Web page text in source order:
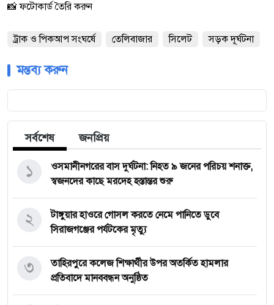
📸 ফটোকার্ড তৈরি করুন
ট্রাক ও পিকআপ সংঘর্ষে তেলিবাজার সিলেট সড়ক দূর্ঘটনা
মন্তব্য করুন
সর্বশেষ জনপ্রিয়
‎ওসমানীনগরের বাস দুর্ঘটনা: নিহত ৯ জনের পরিচয় শনাক্ত,
স্বজনদের কাছে মরদেহ হস্তান্তর শুরু
১
টাঙ্গুয়ার হাওরে গোসল করতে নেমে পানিতে ডুবে
সিরাজগঞ্জের পর্যটকের মৃত্যু
২
তাহিরপুরে কলেজ শিক্ষার্থীর উপর অতর্কিত হামলার
প্রতিবাদে মানববন্ধন অনুষ্ঠিত
৩